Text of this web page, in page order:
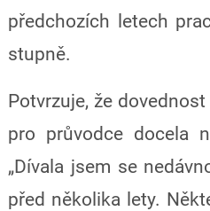
předchozích letech
stupně.
Potvrzuje, že
pro průvodce docela
„Dívala jsem se
před několika lety.